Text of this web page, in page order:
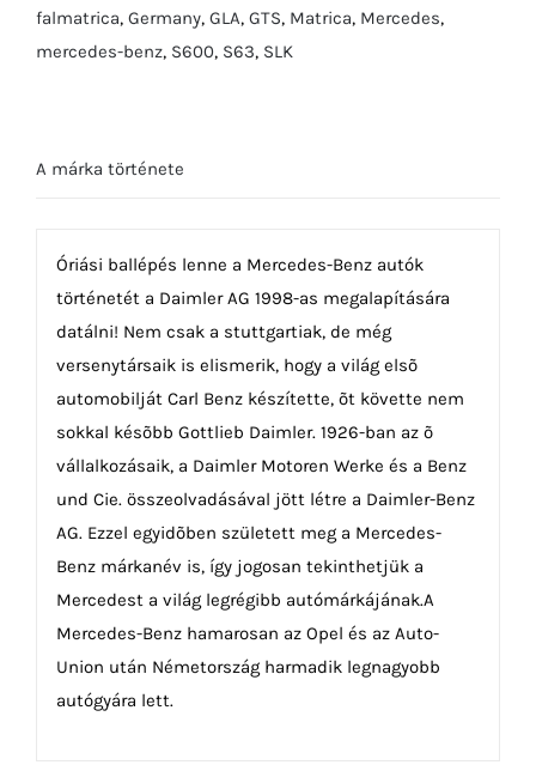
CLass
oldalról
falmatrica, Germany, GLA, GTS, Matrica, Mercedes,
mercedes-benz, S600, S63, SLK
A márka története
Óriási ballépés lenne a Mercedes-Benz autók
történetét a Daimler AG 1998-as megalapítására
datálni! Nem csak a stuttgartiak, de még
versenytársaik is elismerik, hogy a világ elsõ
automobilját Carl Benz készítette, õt követte nem
sokkal késõbb Gottlieb Daimler. 1926-ban az õ
vállalkozásaik, a Daimler Motoren Werke és a Benz
und Cie. összeolvadásával jött létre a Daimler-Benz
AG. Ezzel egyidõben született meg a Mercedes-
Benz márkanév is, így jogosan tekinthetjük a
Mercedest a világ legrégibb autómárkájának.A
Mercedes-Benz hamarosan az Opel és az Auto-
Union után Németország harmadik legnagyobb
autógyára lett.